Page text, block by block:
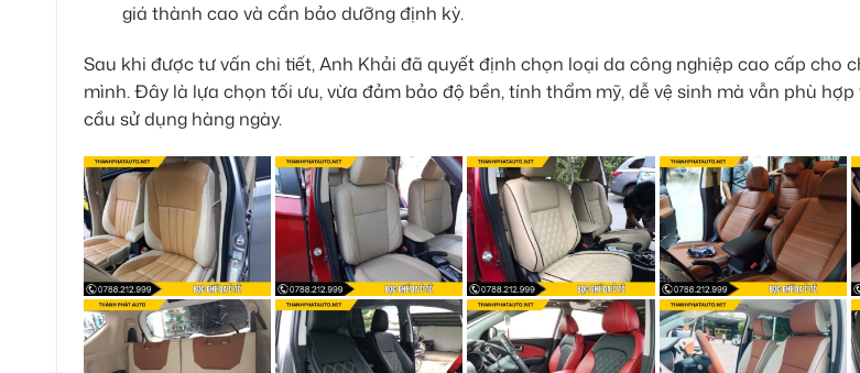
giá thành cao và cần bảo dưỡng định kỳ.
Sau khi được tư vấn chi tiết, Anh Khải đã quyết định chọn loại da công nghiệp cao cấp cho
mình. Đây là lựa chọn tối ưu, vừa đảm bảo độ bền, tính thẩm mỹ, dễ vệ sinh mà vẫn phù
cầu sử dụng hàng ngày.